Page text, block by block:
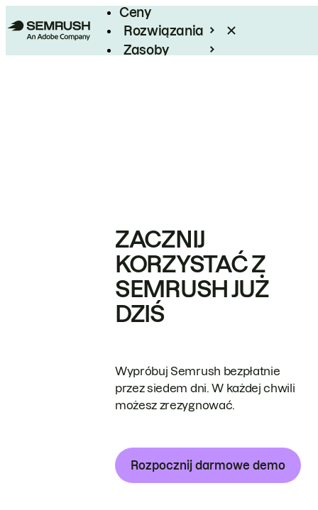
Ceny
Rozwiązania
Zasoby
ZACZNIJ
KORZYSTAĆ Z
SEMRUSH JUŻ
DZIŚ
Wypróbuj Semrush bezpłatnie
przez siedem dni. W każdej chwili
możesz zrezygnować.
Rozpocznij darmowe demo